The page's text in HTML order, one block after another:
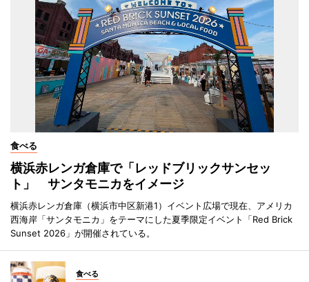
食べる
横浜赤レンガ倉庫で「レッドブリックサンセッ
ト」 サンタモニカをイメージ
横浜赤レンガ倉庫（横浜市中区新港1）イベント広場で現在、アメリカ
西海岸「サンタモニカ」をテーマにした夏季限定イベント「Red Brick
Sunset 2026」が開催されている。
食べる